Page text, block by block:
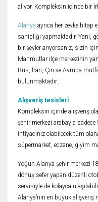
alıyor. Kompleksin içinde bir
Alanya ayrıca her zevke hitap
sahipliği yapmaktadır. Yani,
bir şeyler arıyorsanız, sizin
Mahmutlar ilçe merkezinin
Rus, İran, Çin ve Avrupa
bulunmaktadır.
Alışveriş tesisleri
Kompleksin içinde alışveriş
şehir merkezi arabayla sadece
ihtiyacınız olabilecek tüm
süpermarket, eczane, giyim
Yoğun Alanya şehir merkezi
dönüş sefer yapan düzenli
servisiyle de kolayca
Alanya’nın en büyük